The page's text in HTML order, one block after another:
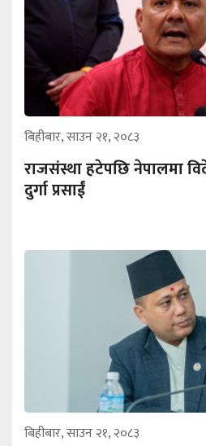
बिहीबार, साउन २१, २०८३
राजसंस्था हटेपछि नेपालमा
दुर्गा प्रसाईं
बिहीबार, साउन २१, २०८३